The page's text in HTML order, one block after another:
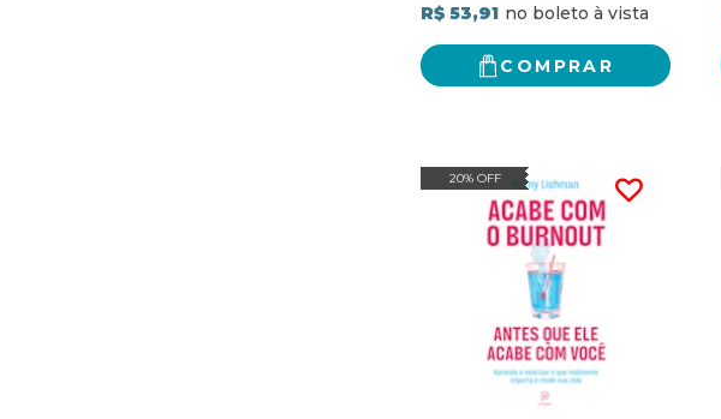
R$ 53,91
COMPRAR
20% OFF